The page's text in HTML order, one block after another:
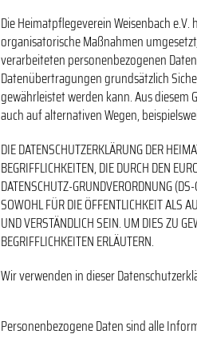
Die Heimatpflegeverein Weisenbach
organisatorische Maßnahmen
verarbeiteten personenbezogenen
Datenübertragungen grundsätzlich
gewährleistet werden kann. Aus
auch auf alternativen Wegen,
DIE DATENSCHUTZERKLÄRUNG DER
BEGRIFFLICHKEITEN, DIE DURCH DEN
DATENSCHUTZ-GRUNDVERORDNUNG
SOWOHL FÜR DIE ÖFFENTLICHKEIT ALS
UND VERSTÄNDLICH SEIN. UM DIES ZU
BEGRIFFLICHKEITEN ERLÄUTERN.
Wir verwenden in dieser
Personenbezogene Daten sind alle